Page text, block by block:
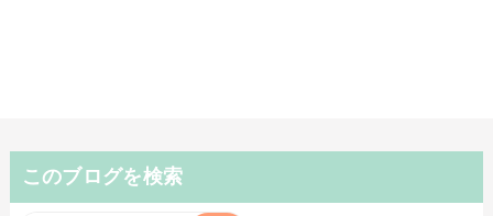
このブログを検索